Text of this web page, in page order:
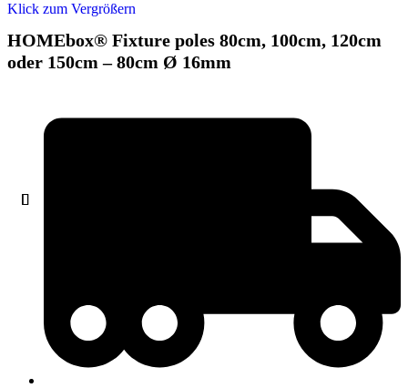
Klick zum Vergrößern
HOMEbox® Fixture poles 80cm, 100cm, 120cm
oder 150cm – 80cm Ø 16mm